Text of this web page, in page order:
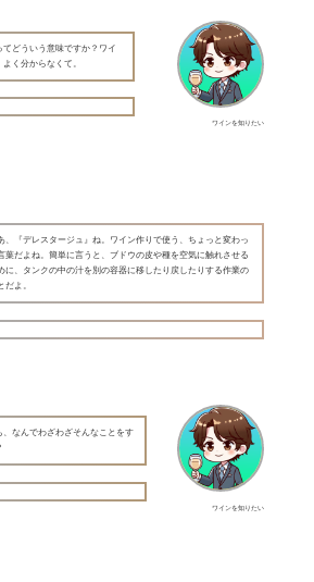
ワインを知りたい
どういう意味ですか？ワイ
く分からなくて。
、『デレスタージュ』ね。ワイン作りで使う、ちょっと変わっ
葉だよね。簡単に言うと、ブドウの皮や種を空気に触れさせる
に、タンクの中の汁を別の容器に移したり戻したりする作業の
だよ。
ワインを知りたい
、なんでわざわざそんなことをす